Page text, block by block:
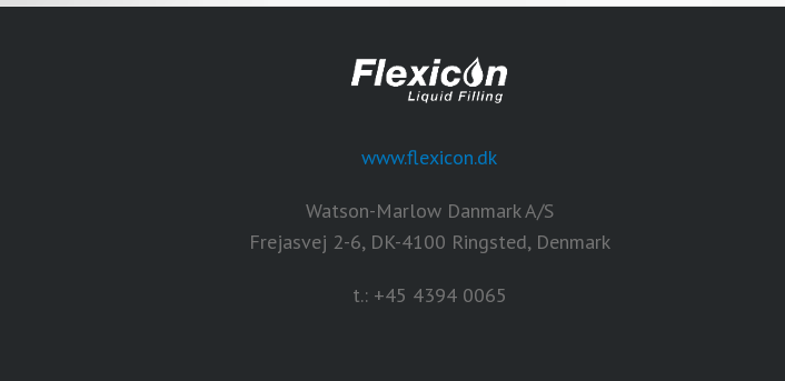
www.flexicon.dk
Watson-Marlow Danmark A/S
Frejasvej 2-6, DK-4100 Ringsted, Denmark
t.: +45 4394 0065